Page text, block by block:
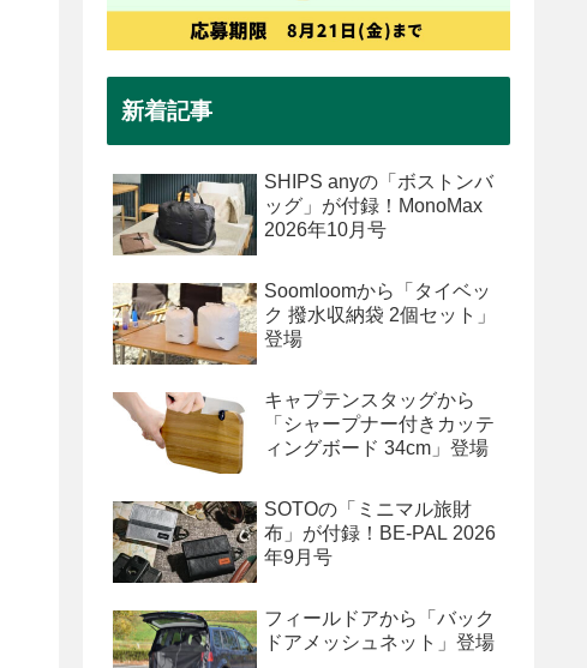
新着記事
SHIPS anyの「ボストンバ
ッグ」が付録！MonoMax
2026年10月号
Soomloomから「タイベッ
ク 撥水収納袋 2個セット」
登場
キャプテンスタッグから
「シャープナー付きカッテ
ィングボード 34cm」登場
SOTOの「ミニマル旅財
布」が付録！BE-PAL 2026
年9月号
フィールドアから「バック
ドアメッシュネット」登場